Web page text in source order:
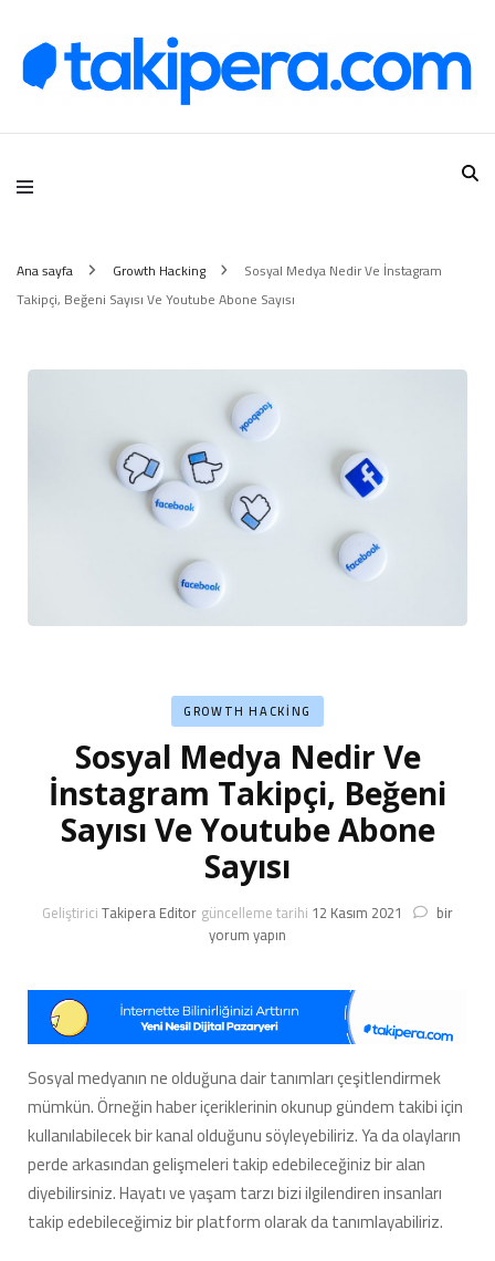
Takipera Dijital Hizmetler
Ana sayfa Growth Hacking
Sosyal Medya Nedir Ve İnstagram
Takipçi, Beğeni Sayısı Ve Youtube Abone Sayısı
GROWTH HACKING
Sosyal Medya Nedir Ve
İnstagram Takipçi, Beğeni
Sayısı Ve Youtube Abone
Sayısı
GeliştiriciTakipera Editor güncelleme tarihi 12 Kasım 2021 Sosyal
Beğeni
Sayısı
Ve
Youtube
Abone
bir
yorum yapın
Sosyal medyanın ne olduğuna dair tanımları çeşitlendirmek
mümkün. Örneğin haber içeriklerinin okunup gündem takibi için
kullanılabilecek bir kanal olduğunu söyleyebiliriz. Ya da olayların
perde arkasından gelişmeleri takip edebileceğiniz bir alan
diyebilirsiniz. Hayatı ve yaşam tarzı bizi ilgilendiren insanları
takip edebileceğimiz bir platform olarak da tanımlayabiliriz.